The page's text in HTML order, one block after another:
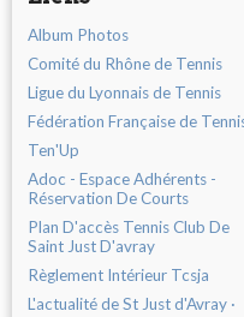
Album Photos
Comité du Rhône de Tennis
Ligue du Lyonnais de Tennis
Fédération Française de
Ten'Up
Adoc - Espace Adhérents -
Réservation De Courts
Plan D'accès Tennis Club De
Saint Just D'avray
Règlement Intérieur Tcsja
L'actualité de St Just d'Avray ·